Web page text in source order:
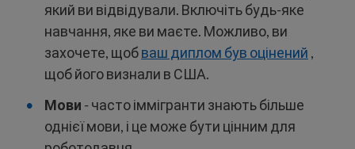
який ви відвідували. Включіть будь-яке
навчання, яке ви маєте. Можливо, ви
захочете, щобваш диплом був оцінений ,
щоб його визнали в США.
Мови - часто іммігранти знають більше
однієї мови, і це може бути цінним для